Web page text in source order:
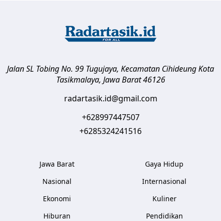
Jalan SL Tobing No. 99 Tugujaya, Kecamatan CihideungKota
Tasikmalaya, Jawa Barat 46126
radartasik.id@gmail.com
+628997447507
+6285324241516
Jawa Barat
Nasional
Ekonomi
Hiburan
Gaya Hidup
Internasional
Kuliner
Pendidikan